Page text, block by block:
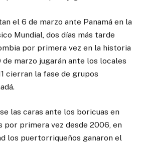
el 6 de marzo ante Panamá en la
Mundial, dos días más tarde
por primera vez en la historia
marzo jugarán ante los locales
cierran la fase de grupos
las caras ante los boricuas en
por primera vez desde 2006, en
los puertorriqueños ganaron el